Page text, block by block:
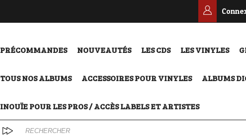
PRÉCOMMANDES NOUVEAUTÉS LES CDS LES VINYLES
TOUS NOS ALBUMS ACCESSOIRES POUR VINYLES ALBUMS
INOUÏE POUR LES PROS / ACCÈS LABELS ET ARTISTES